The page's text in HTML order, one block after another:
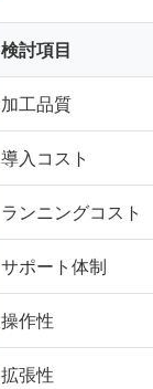
検討項目
加工品質
導入コスト
ランニングコスト
サポート体制
操作性
拡張性